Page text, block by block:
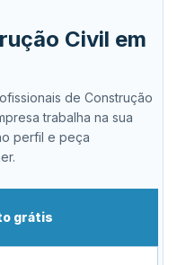
Civil em
de Construção
trabalha na sua
perfil e peça
grátis